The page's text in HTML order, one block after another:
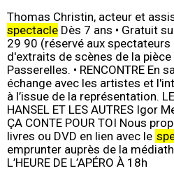
Thomas Christin, acteur et
spectacle Dès 7 ans • Gratuit
29 90 (réservé aux spectateurs
d'extraits de scènes de la pièce
Passerelles. • RENCONTRE En
échange avec les artistes et
à l’issue de la représentation. LE
HANSEL ET LES AUTRES Igor
ÇA CONTE POUR TOI Nous
livres ou DVD en lien avec le
emprunter auprès de la
L’HEURE DE L’APÉRO À 18h